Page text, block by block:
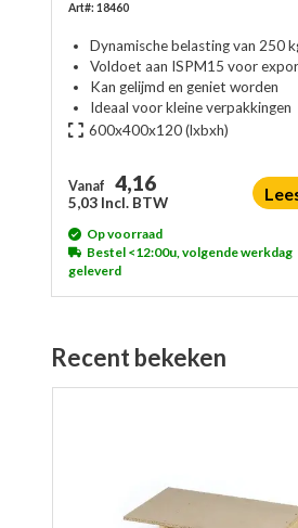
Art#: 18460
Dynamische belasting van 250
Voldoet aan ISPM15 voor
Kan gelijmd en geniet worden
Ideaal voor kleine verpakkingen
600x400x120(lxbxh)
Vanaf 4,16
5,03 Incl. BTW
Op voorraad
Bestel <12:00u, volgende werkdag
geleverd
Recent bekeken